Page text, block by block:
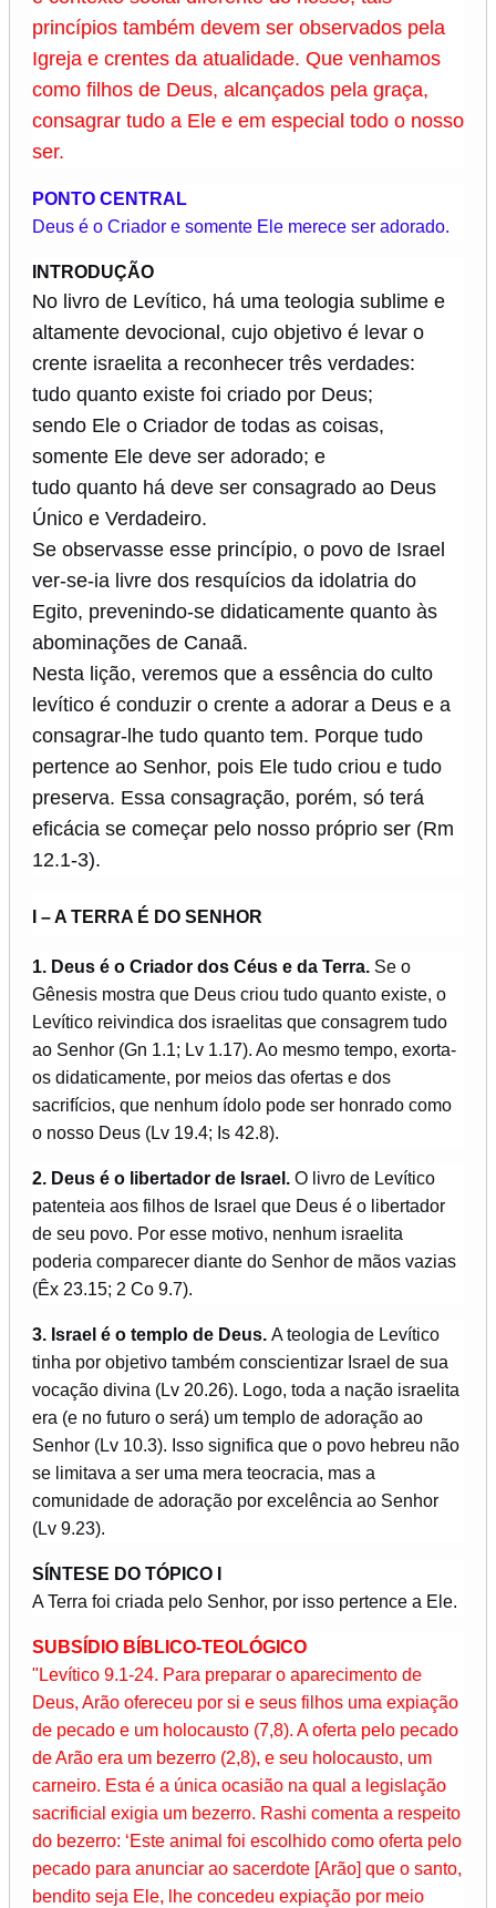
princípios também devem ser observados pela
Igreja e crentes da atualidade. Que venhamos
como filhos de Deus, alcançados pela graça,
consagrar tudo a Ele e em especial todo o nosso
ser.
PONTO CENTRAL
Deus é o Criador e somente Ele merece ser adorado.
INTRODUÇÃO
No livro de Levítico, há uma teologia sublime e
altamente devocional, cujo objetivo é levar o
crente israelita a reconhecer três verdades:
tudo quanto existe foi criado por Deus;
sendo Ele o Criador de todas as coisas,
somente Ele deve ser adorado; e
tudo quanto há deve ser consagrado ao Deus
Único e Verdadeiro.
Se observasse esse princípio, o povo de Israel
ver-se-ia livre dos resquícios da idolatria do
Egito, prevenindo-se didaticamente quanto às
abominações de Canaã.
Nesta lição, veremos que a essência do culto
levítico é conduzir o crente a adorar a Deus e a
consagrar-lhe tudo quanto tem. Porque tudo
pertence ao Senhor, pois Ele tudo criou e tudo
preserva. Essa consagração, porém, só terá
eficácia se começar pelo nosso próprio ser (Rm
12.1-3).
I – A TERRA É DO SENHOR
1. Deus é o Criador dos Céus e da Terra. Se o
Gênesis mostra que Deus criou tudo quanto existe, o
Levítico reivindica dos israelitas que consagrem tudo
ao Senhor (Gn 1.1; Lv 1.17). Ao mesmo tempo, exorta-
os didaticamente, por meios das ofertas e dos
sacrifícios, que nenhum ídolo pode ser honrado como
o nosso Deus (Lv 19.4; Is 42.8).
2. Deus é o libertador de Israel. O livro de Levítico
patenteia aos filhos de Israel que Deus é o libertador
de seu povo. Por esse motivo, nenhum israelita
poderia comparecer diante do Senhor de mãos vazias
(Êx 23.15; 2 Co 9.7).
3. Israel é o templo de Deus. A teologia de Levítico
tinha por objetivo também conscientizar Israel de sua
vocação divina (Lv 20.26). Logo, toda a nação israelita
era (e no futuro o será) um templo de adoração ao
Senhor (Lv 10.3). Isso significa que o povo hebreu não
se limitava a ser uma mera teocracia, mas a
comunidade de adoração por excelência ao Senhor
(Lv 9.23).
SÍNTESE DO TÓPICO I
A Terra foi criada pelo Senhor, por isso pertence a Ele.
SUBSÍDIO BÍBLICO-TEOLÓGICO
"Levítico 9.1-24. Para preparar o aparecimento de
Deus, Arão ofereceu por si e seus filhos uma expiação
de pecado e um holocausto (7,8). A oferta pelo pecado
de Arão era um bezerro (2,8), e seu holocausto, um
carneiro. Esta é a única ocasião na qual a legislação
sacrificial exigia um bezerro. Rashi comenta a respeito
do bezerro: ‘Este animal foi escolhido como oferta pelo
pecado para anunciar ao sacerdote [Arão] que o santo,
bendito seja Ele, lhe concedeu expiação por meio